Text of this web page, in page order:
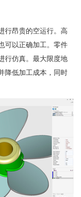
行昂贵的空运行。高
可以正确加工。零件
行仿真。最大限度地
降低加工成本，同时